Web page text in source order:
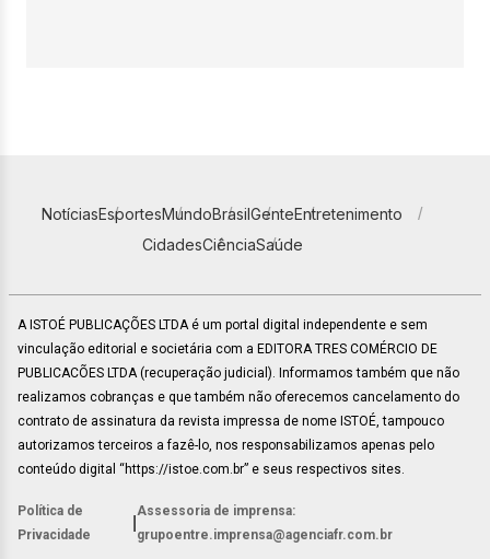
NotíciasEsportesMundoBrasilGenteEntretenimento
CidadesCiênciaSaúde
A ISTOÉ PUBLICAÇÕES LTDA é um portal digital independente e sem
vinculação editorial e societária com a EDITORA TRES COMÉRCIO DE
PUBLICACÕES LTDA (recuperação judicial). Informamos também que não
realizamos cobranças e que também não oferecemos cancelamento do
contrato de assinatura da revista impressa de nome ISTOÉ, tampouco
autorizamos terceiros a fazê-lo, nos responsabilizamos apenas pelo
conteúdo digital “https://istoe.com.br” e seus respectivos sites.
Política de
Privacidade
Assessoria de imprensa:
grupoentre.imprensa@agenciafr.com.br